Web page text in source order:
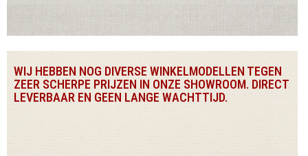
WIJ HEBBEN NOG DIVERSE WINKELMODELLEN TEGEN
ZEER SCHERPE PRIJZEN IN ONZE SHOWROOM. DIRECT
LEVERBAAR EN GEEN LANGE WACHTTIJD.